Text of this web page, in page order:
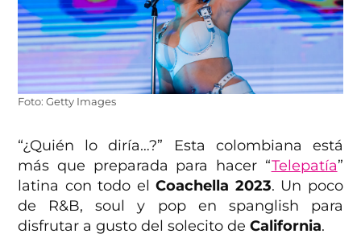
Foto: Getty Images
“¿Quién lo diría…?” Esta colombiana está
más que preparada para hacer “Telepatía”
latina con todo elCoachella 2023. Un poco
de R&B, soul y pop en spanglish para
disfrutar a gusto del solecito deCalifornia.